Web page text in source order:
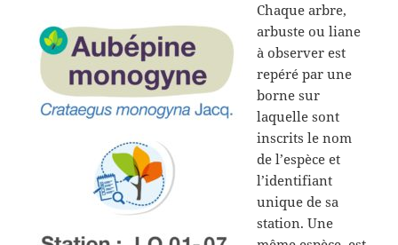
Chaque arbre,
arbuste ou liane
à observer est
repéré par une
borne sur
laquelle sont
inscrits le nom
de l’espèce et
l’identifiant
unique de sa
station. Une